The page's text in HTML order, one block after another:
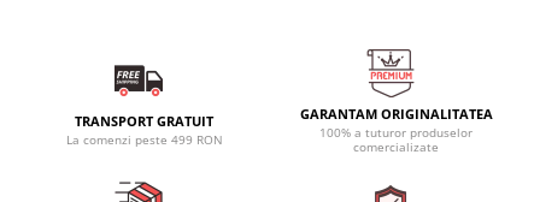
TRANSPORT GRATUIT
La comenzi peste 499 RON
GARANTAM ORIGINALITATEA
100% a tuturor produselor
comercializate